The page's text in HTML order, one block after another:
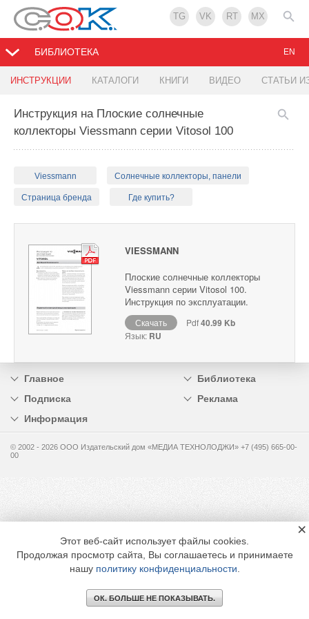
TG VK RT MX
БИБЛИОТЕКА
ИНСТРУКЦИИ КАТАЛОГИ КНИГИ ВИДЕО СТАТЬИ
EN
Инструкция на Плоские солнечные
коллекторы Viessmann серии Vitosol 100
Viessmann Солнечные коллекторы, панели
Страница бренда Где купить?
VIESSMANN
Плоские солнечные коллекторы
Viessmann серии Vitosol 100.
Инструкция по эксплуатации.
Скачать Pdf40.99 Kb
Язык: RU
Главное
Библиотека
Подписка
Реклама
Информация
© 2002 - 2026 OOO Издательский дом «МЕДИА ТЕХНОЛОДЖИ» +7 (495) 665-00-
00
Этот веб-сайт использует файлы cookies.
Продолжая просмотр сайта, Вы соглашаетесь и принимаете
нашу политику конфиденциальности
ОК. БОЛЬШЕ НЕ ПОКАЗЫВАТЬ.
×